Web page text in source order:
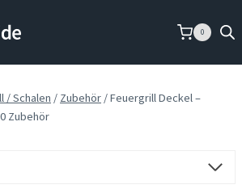
0
/ Schalen / Zubehör /Feuergrill Deckel –
Zubehör